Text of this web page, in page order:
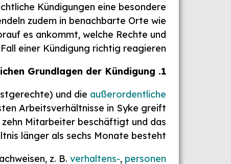
Kündigungen eine besondere
zudem in benachbarte Orte wie
es ankommt, welche Rechte und
einer Kündigung richtig reagieren.
1. Die rechtlichen Grundlagen der Kündigung
und die außerordentliche
Arbeitsverhältnisse in Syke greift
Mitarbeiter beschäftigt und das
länger als sechs Monate besteht.
z. B. verhaltens-, personen-